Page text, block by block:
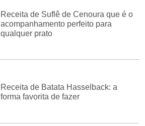
Receita de Suflê de Cenoura que é o
acompanhamento perfeito para
qualquer prato
Receita de Batata Hasselback: a
forma favorita de fazer